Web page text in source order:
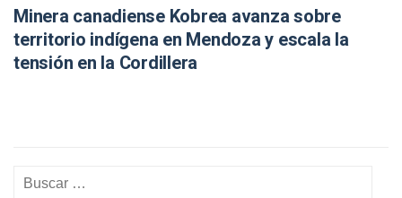
Minera canadiense Kobrea avanza sobre
territorio indígena en Mendoza y escala la
tensión en la Cordillera